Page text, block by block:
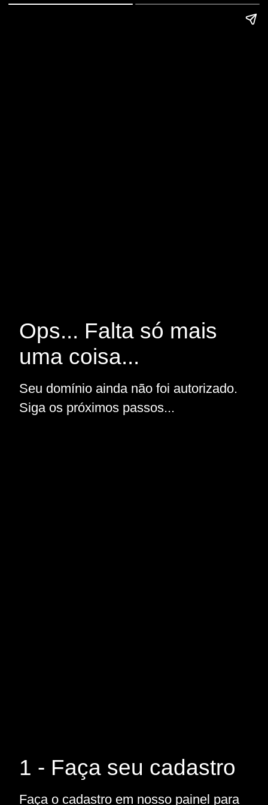
Ops... Falta só mais
uma coisa...
Seu domínio ainda não foi autorizado.
Siga os próximos passos...
1 - Faça seu cadastro
Faça o cadastro em nosso painel para